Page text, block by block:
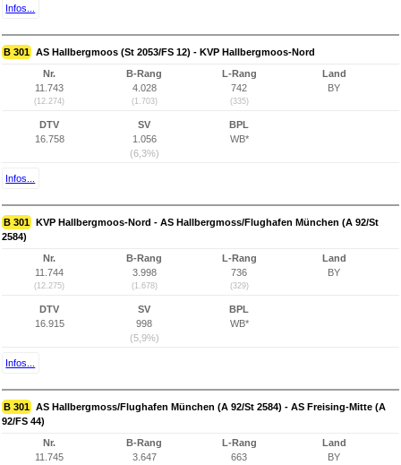
Infos...
B 301 AS Hallbergmoos (St 2053/FS 12) - KVP Hallbergmoos-Nord
Nr.
11.743
(12.274)
B-Rang
4.028
(1.703)
L-Rang
742
(335)
Land
BY
DTV
16.758
SV
1.056
(6,3%)
BPL
WB*
Infos...
B 301 KVP Hallbergmoos-Nord - AS Hallbergmoss/Flughafen München (A 92/St
2584)
Nr.
11.744
(12.275)
B-Rang
3.998
(1.678)
L-Rang
736
(329)
Land
BY
DTV
16.915
SV
998
(5,9%)
BPL
WB*
Infos...
B 301 AS Hallbergmoss/Flughafen München (A 92/St 2584) - AS Freising-Mitte (A
92/FS 44)
Nr.
11.745
B-Rang
3.647
L-Rang
663
Land
BY